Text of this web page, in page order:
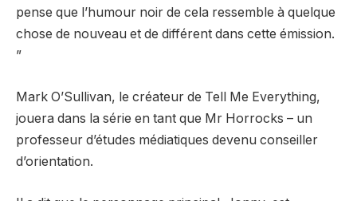
pense que l’humour noir de cela ressemble à quelque
chose de nouveau et de différent dans cette émission.
”
Mark O’Sullivan, le créateur de Tell Me Everything,
jouera dans la série en tant que Mr Horrocks – un
professeur d’études médiatiques devenu conseiller
d’orientation.